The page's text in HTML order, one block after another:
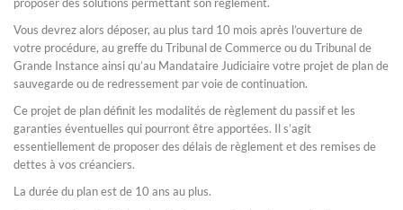
Vous devrez alors déposer, au plus tard 10 mois après l’ouverture de
votre procédure, au greffe du Tribunal de Commerce ou du Tribunal de
Grande Instance ainsi qu’au Mandataire Judiciaire votre projet de plan de
sauvegarde ou de redressement par voie de continuation.
Ce projet de plan définit les modalités de règlement du passif et les
garanties éventuelles qui pourront être apportées. Il s’agit
essentiellement de proposer des délais de règlement et des remises de
dettes à vos créanciers.
La durée du plan est de 10 ans au plus.